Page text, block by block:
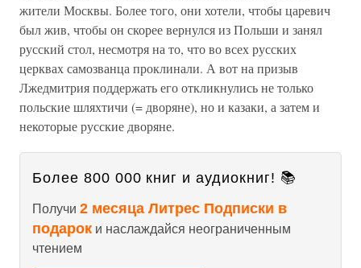
жители Москвы. Более того, они хотели, чтобы царевич
был жив, чтобы он скорее вернулся из Польши и занял
русский стол, несмотря на то, что во всех русских
церквах самозванца проклинали. А вот на призыв
Лжедмитрия поддержать его откликнулись не только
польские шляхтичи (= дворяне), но и казаки, а затем и
некоторые русские дворяне.
Более 800 000 книг и аудиокниг! 📚
Получи 2 месяца Литрес Подписки в
подарок и наслаждайся неограниченным
чтением